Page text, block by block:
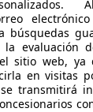
km Diésel
búsquedas
evaluación
sitio web, ya
en visitas
transmitirá